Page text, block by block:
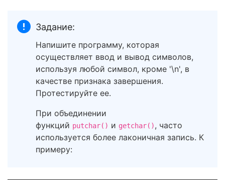
Задание:
Напишите программу, которая
осуществляет ввод и вывод символов,
используя любой символ, кроме '\n', в
качестве признака завершения.
Протестируйте ее.
При объединении
функций putchar() и getchar(), часто
используется более лаконичная запись. К
примеру: